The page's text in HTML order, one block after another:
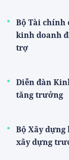
Bộ Tài chính
kinh doanh
trợ
Diễn đàn
tăng trưởng
Bộ Xây
xây dựng